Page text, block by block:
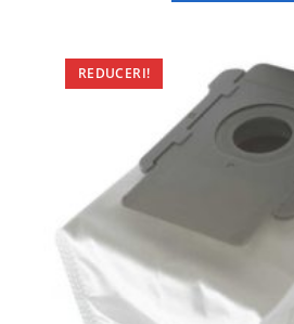
REDUCERI!